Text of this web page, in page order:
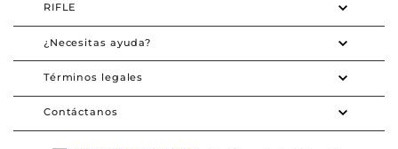
RIFLE
¿Necesitas ayuda?
Términos legales
Contáctanos